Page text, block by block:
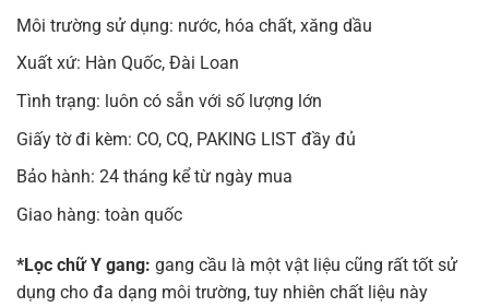
Môi trường sử dụng: nước, hóa chất, xăng dầu
Xuất xứ: Hàn Quốc, Đài Loan
Tình trạng: luôn có sẵn với số lượng lớn
Giấy tờ đi kèm: CO, CQ, PAKING LIST đầy đủ
Bảo hành: 24 tháng kể từ ngày mua
Giao hàng: toàn quốc
*Lọc chữ Y gang: gang cầu là một vật liệu cũng rất tốt sử
dụng cho đa dạng môi trường, tuy nhiên chất liệu này